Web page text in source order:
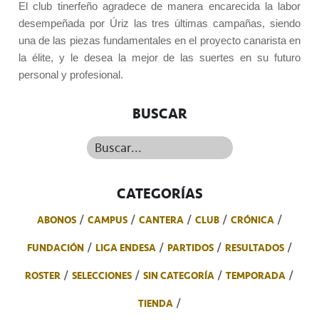
El club tinerfeño agradece de manera encarecida la labor
desempeñada por Úriz las tres últimas campañas, siendo
una de las piezas fundamentales en el proyecto canarista en
la élite, y le desea la mejor de las suertes en su futuro
personal y profesional.
BUSCAR
Buscar...
CATEGORÍAS
ABONOS CAMPUS CANTERA CLUB
CRÓNICA
FUNDACIÓN
LIGA ENDESA PARTIDOS
RESULTADOS
ROSTER
SELECCIONES SIN CATEGORÍA
TEMPORADA
TIENDA